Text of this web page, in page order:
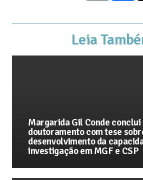
Leia
Margarida Gil Conde conclui
doutoramento com tese
desenvolvimento da
investigação em MGF e CSP